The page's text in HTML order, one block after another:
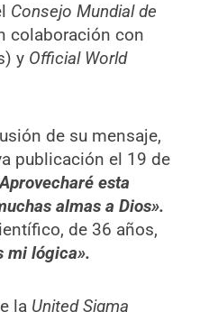
Consejo Mundial de
colaboración con
y Official World
de su mensaje,
publicación el 19 de
esta
almas a Dios».
de 36 años,
mi lógica».
la United Sigma